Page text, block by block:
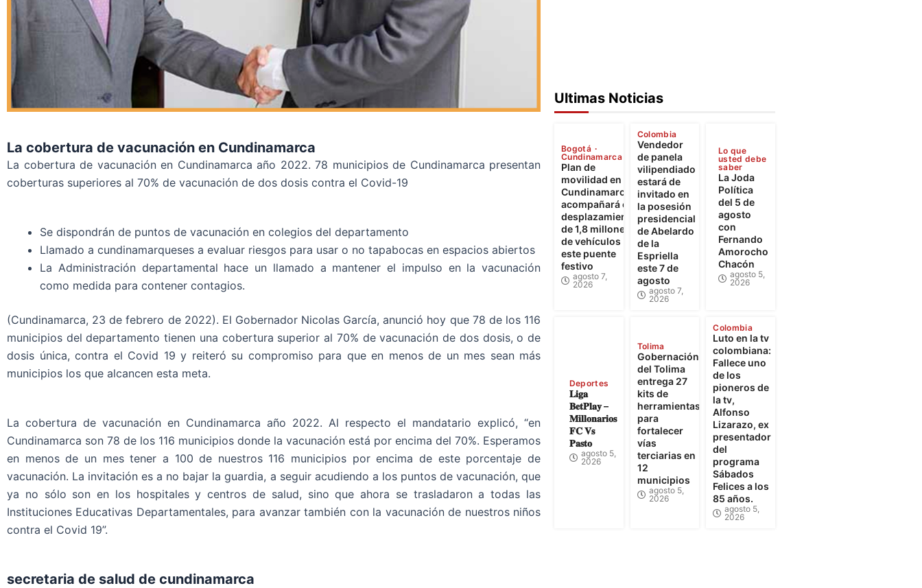
La cobertura de vacunación en Cundinamarca
La cobertura de vacunación en Cundinamarca año 2022. 78 municipios de Cundinamarca presentan
coberturas superiores al 70% de vacunación de dos dosis contra el Covid-19
Se dispondrán de puntos de vacunación en colegios del departamento
Llamado a cundinamarqueses a evaluar riesgos para usar o no tapabocas en espacios abiertos
La Administración departamental hace un llamado a mantener el impulso en la vacunación
como medida para contener contagios.
(Cundinamarca, 23 de febrero de 2022). El Gobernador Nicolas García, anunció hoy que 78 de los 116
municipios del departamento tienen una cobertura superior al 70% de vacunación de dos dosis, o de
dosis única, contra el Covid 19 y reiteró su compromiso para que en menos de un mes sean más
municipios los que alcancen esta meta.
La cobertura de vacunación en Cundinamarca año 2022. Al respecto el mandatario explicó, “en
Cundinamarca son 78 de los 116 municipios donde la vacunación está por encima del 70%. Esperamos
en menos de un mes tener a 100 de nuestros 116 municipios por encima de este porcentaje de
vacunación. La invitación es a no bajar la guardia, a seguir acudiendo a los puntos de vacunación, que
ya no sólo son en los hospitales y centros de salud, sino que ahora se trasladaron a todas las
Instituciones Educativas Departamentales, para avanzar también con la vacunación de nuestros niños
contra el Covid 19”.
secretaria de salud de cundinamarca
Ultimas Noticias
Bogotá
Cundinamarca
Plan de
movilidad en
Cundinamarca
acompañará el
desplazamiento
de 1,8 millones
de vehículos
este puente
festivo
agosto 7,
2026
Colombia
Vendedor
de panela
vilipendiado
estará de
invitado en
la posesión
presidencial
de Abelardo
de la
Espriella
este 7 de
agosto
agosto 7,
2026
Lo que
usted debe
saber
La Joda
Política
del 5 de
agosto
con
Fernando
Amorocho
Chacón
agosto 5,
2026
Deportes
𝐋𝐢𝐠𝐚
𝐁𝐞𝐭𝐏𝐥𝐚𝐲 –
𝐌𝐢𝐥𝐥𝐨𝐧𝐚𝐫𝐢𝐨𝐬
𝐅𝐂 𝐕𝐬
𝐏𝐚𝐬𝐭𝐨
agosto 5,
2026
Tolima
Gobernación
del Tolima
entrega 27
kits de
herramientas
para
fortalecer
vías
terciarias en
12
municipios
agosto 5,
2026
Colombia
Luto en la tv
colombiana:
Fallece uno
de los
pioneros de
la tv,
Alfonso
Lizarazo, ex
presentador
del
programa
Sábados
Felices a los
85 años.
agosto 5,
2026